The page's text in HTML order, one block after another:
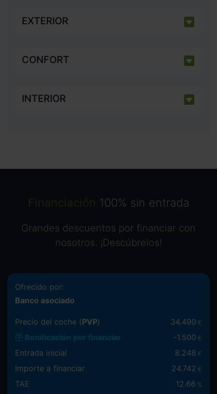
EXTERIOR
CONFORT
INTERIOR
Financiación 100% sin entrada
Grandes descuentos por financiar con
nosotros. ¡Descúbrelos!
Ofrecido por:
Banco asociado
Precio del coche (PVP) 34.490 €
Bonificación por financiar -1.500 €
Entrada inicial 8.248 €
Importe a financiar 24.742 €
TAE 12.66 %